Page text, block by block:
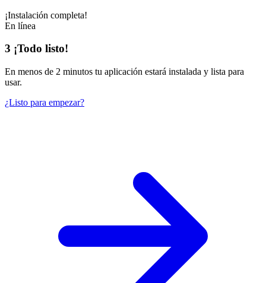
¡Instalación completa!
En línea
3 ¡Todo listo!
En menos de 2 minutos tu aplicación estará instalada y lista para
usar.
¿Listo para empezar?